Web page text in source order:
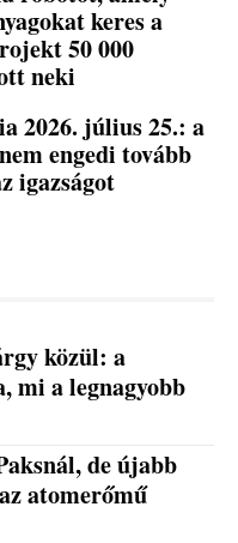
keres a
50 000
neki
2026. július 25.: a
engedi tovább
igazságot
közül: a
mi a legnagyobb
de újabb
atomerőmű